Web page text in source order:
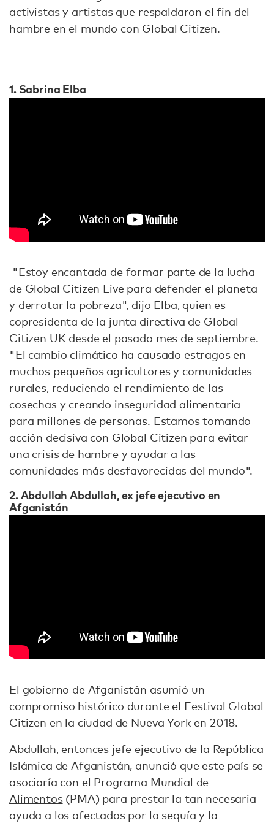
activistas y artistas que respaldaron el fin del
hambre en el mundo con Global Citizen.
1. Sabrina Elba
"Estoy encantada de formar parte de la lucha
de Global Citizen Live para defender el planeta
y derrotar la pobreza", dijo Elba, quien es
copresidenta de la junta directiva de Global
Citizen UK desde el pasado mes de septiembre.
"El cambio climático ha causado estragos en
muchos pequeños agricultores y comunidades
rurales, reduciendo el rendimiento de las
cosechas y creando inseguridad alimentaria
para millones de personas. Estamos tomando
acción decisiva con Global Citizen para evitar
una crisis de hambre y ayudar a las
comunidades más desfavorecidas del mundo".
2. Abdullah Abdullah, ex jefe ejecutivo en
Afganistán
El gobierno de Afganistán asumió un
compromiso histórico durante el Festival Global
Citizen en la ciudad de Nueva York en 2018.
Abdullah, entonces jefe ejecutivo de la República
Islámica de Afganistán, anunció que este país se
asociaría con el Programa Mundial de
Alimentos(PMA) para prestar la tan necesaria
ayuda a los afectados por la sequía y la